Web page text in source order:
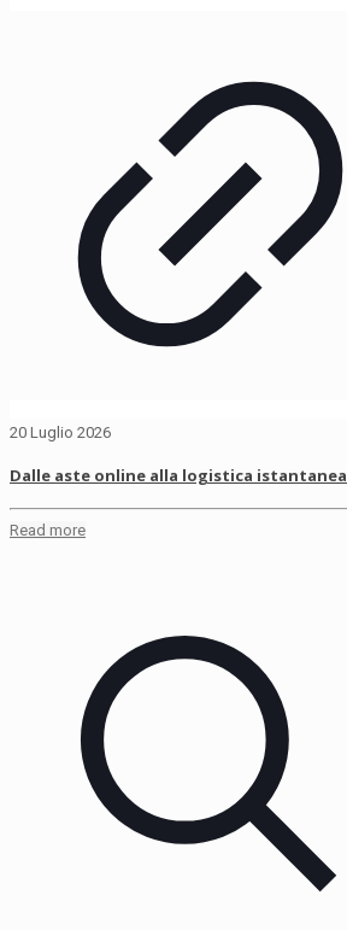
20 Luglio 2026
Dalle aste online alla logistica istantanea
Read more